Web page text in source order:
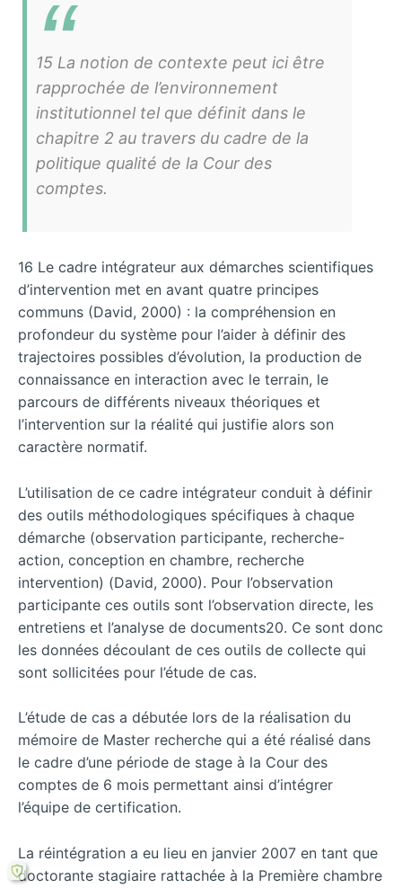
15 La notion de contexte peut ici être
rapprochée de l’environnement
institutionnel tel que définit dans le
chapitre 2 au travers du cadre de la
politique qualité de la Cour des
comptes.
16 Le cadre intégrateur aux démarches scientifiques
d’intervention met en avant quatre principes
communs (David, 2000) : la compréhension en
profondeur du système pour l’aider à définir des
trajectoires possibles d’évolution, la production de
connaissance en interaction avec le terrain, le
parcours de différents niveaux théoriques et
l’intervention sur la réalité qui justifie alors son
caractère normatif.
L’utilisation de ce cadre intégrateur conduit à définir
des outils méthodologiques spécifiques à chaque
démarche (observation participante, recherche-
action, conception en chambre, recherche
intervention) (David, 2000). Pour l’observation
participante ces outils sont l’observation directe, les
entretiens et l’analyse de documents20. Ce sont donc
les données découlant de ces outils de collecte qui
sont sollicitées pour l’étude de cas.
L’étude de cas a débutée lors de la réalisation du
mémoire de Master recherche qui a été réalisé dans
le cadre d’une période de stage à la Cour des
comptes de 6 mois permettant ainsi d’intégrer
l’équipe de certification.
La réintégration a eu lieu en janvier 2007 en tant que
doctorante stagiaire rattachée à la Première chambre